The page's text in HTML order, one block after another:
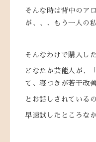
そんな時は背中のア
が、、、もう一人の
そんなわけで購入し
どなたか芸能人が、
て、寝つきが若干改
とお話しされている
早速試したところな